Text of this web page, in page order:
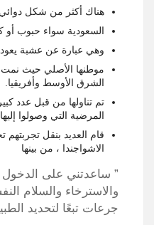
هناك أكثر من شكل دوائي
السعودية سواء حبوب
وهي عبارة عن عشبة يعود
موطنها الأصلي حيث
الشرق الأوسط وأفريقيا.
تم تناولها من قبل عدد
المرضية التي وصولوا
قام العديد بنقل
الاشواجندا ، من بينها
” ساعدتني على الدخول
والاسترخاء والسلام
جرعات تبعًا لتحديد